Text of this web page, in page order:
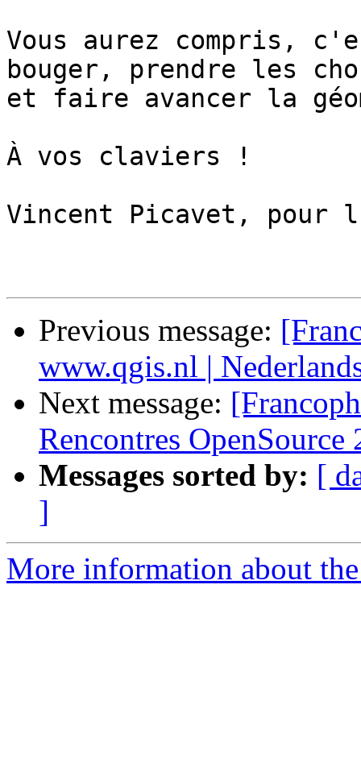
Vous aurez compris,
bouger, prendre les
et faire avancer la
À vos claviers !
Vincent Picavet, pour
Previous message:
www.qgis.nl |
Next message:
Rencontres OpenSource
Messages sorted by: [
]
More information about